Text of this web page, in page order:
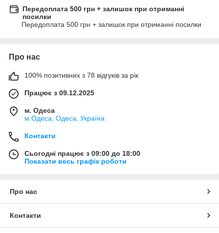
Передоплата 500 грн + залишок при отриманні
посилки
Передоплата 500 грн + залишок при отриманні посилки
Про нас
100% позитивних з 78 відгуків за рік
Працює з 09.12.2025
м. Одеса
м.Одеса, Одеса, Україна
Контакти
Сьогодні працює з 09:00 до 18:00
Показати весь графік роботи
Про нас
Контакти